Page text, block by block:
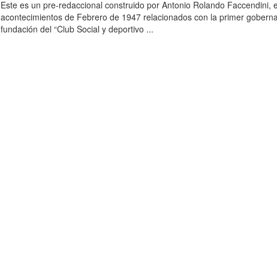
Este es un pre-redaccional construido por Antonio Rolando Faccendini,
acontecimientos de Febrero de 1947 relacionados con la primer
fundación del “Club Social y deportivo ...